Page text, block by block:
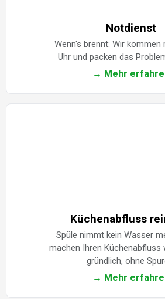
Notdienst
Wenn's brennt: Wir kommen
Uhr und packen das
→ Mehr
Küchenabfluss
Spüle nimmt kein Wasser
machen Ihren
gründlich, ohne
→ Mehr